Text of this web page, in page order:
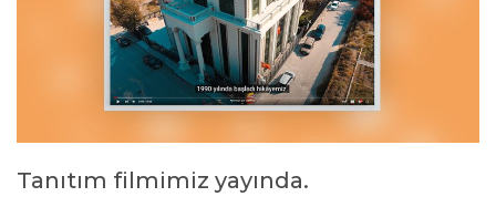
Tanıtım filmimiz yayında.